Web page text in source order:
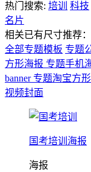
热门搜索: 培训 科技
名片
相关已有尺寸推荐：
全部专题模板 专题
方形海报 专题手机
banner专题淘宝方形
视频封面
国考培训海报
海报